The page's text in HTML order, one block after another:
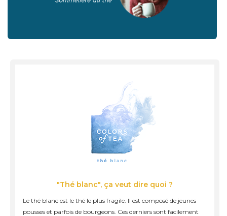
"Thé blanc", ça veut dire quoi ?
Le thé blanc est le thé le plus fragile. Il est composé de jeunes
pousses et parfois de bourgeons. Ces derniers sont facilement